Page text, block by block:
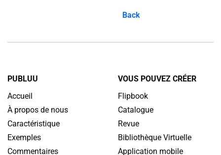
Back
PUBLUU
Accueil
À propos de nous
Caractéristique
Exemples
Commentaires
VOUS POUVEZ CRÉER
Flipbook
Catalogue
Revue
Bibliothèque Virtuelle
Application mobile